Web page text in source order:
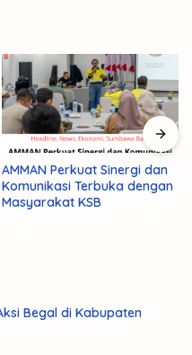
AMMAN Perkuat Sinergi dan
Komunikasi Terbuka dengan
Masyarakat KSB
Begal di Kabupaten